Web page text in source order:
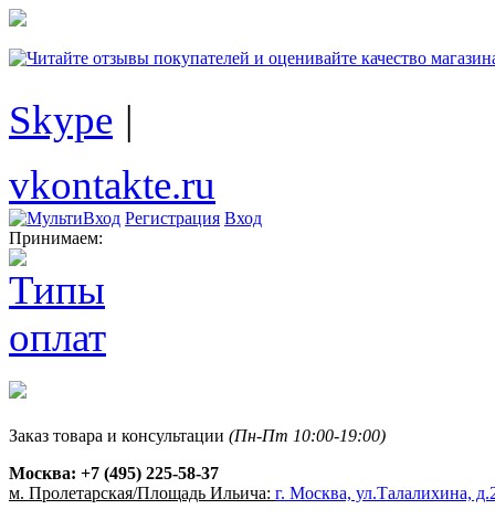
Skype |
vkontakte.ru
Регистрация Вход
Принимаем:
Заказ товара и консультации (Пн-Пт 10:00-19:00)
Москва: +7 (495) 225-58-37
м. Пролетарская/Площадь Ильича: г. Москва, ул.Талалихина,